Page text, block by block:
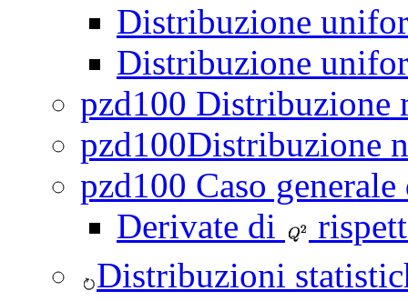
Distribuzione
Distribuzione
pzd100 Distribuzione
pzd100Distribuzione
pzd100 Caso
Derivate di
Distribuzioni